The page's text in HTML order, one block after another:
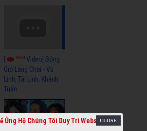
3659Video] Sóng
Gió Làng Chài - Vũ
Linh, Tài Linh, Khánh
Tuấn
Ủng Hộ Chúng Tôi Duy Trì Website